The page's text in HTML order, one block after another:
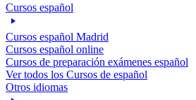
Cursos español
Cursos español Madrid
Cursos español online
Cursos de preparación exámenes español
Ver todos los Cursos de español
Otros idiomas